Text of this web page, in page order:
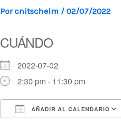
Porcnitschelm /02/07/2022
CUÁNDO
2022-07-02
2:30 pm - 11:30 pm
AÑADIR AL CALENDARIO